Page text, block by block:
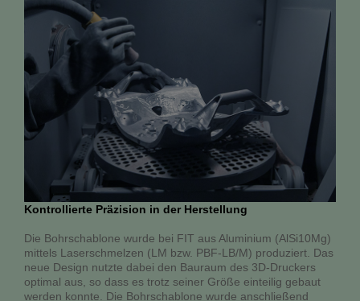
Kontrollierte Präzision in der Herstellung
Die Bohrschablone wurde bei FIT aus Aluminium (AlSi10Mg)
mittels Laserschmelzen (LM bzw. PBF-LB/M) produziert. Das
neue Design nutzte dabei den Bauraum des 3D-Druckers
optimal aus, so dass es trotz seiner Größe einteilig gebaut
werden konnte. Die Bohrschablone wurde anschließend